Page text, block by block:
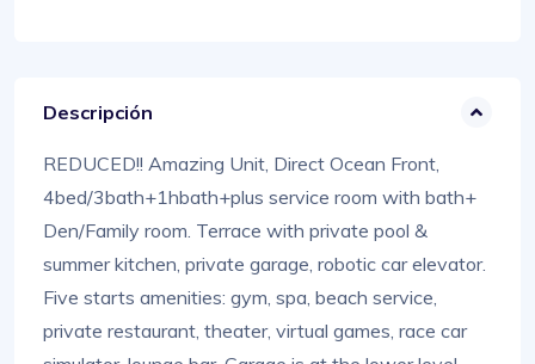
Descripción
REDUCED!! Amazing Unit, Direct Ocean Front,
4bed/3bath+1hbath+plus service room with bath+
Den/Family room. Terrace with private pool &
summer kitchen, private garage, robotic car elevator.
Five starts amenities: gym, spa, beach service,
private restaurant, theater, virtual games, race car